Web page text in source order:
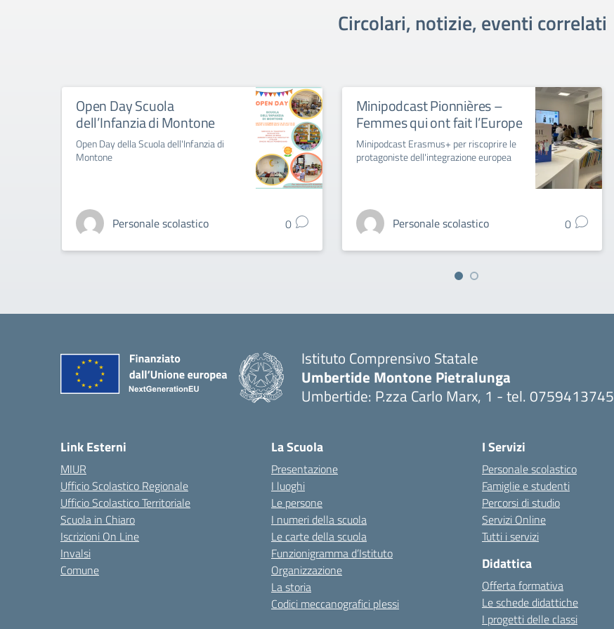
Circolari, notizie, eventi correlati
Open Day Scuola
dell’Infanzia di Montone
Open Day della Scuola dell'Infanzia di
Montone
Personale scolastico 0
Minipodcast Pionnières –
Femmes qui ont fait l’Europe
Minipodcast Erasmus+ per riscoprire le
protagoniste dell'integrazione europea
Personale scolastico 0
Istituto Comprensivo Statale
Umbertide Montone Pietralunga
Umbertide: P.zza Carlo Marx, 1 - tel. 0759413745
Link Esterni
MIUR
Ufficio Scolastico Regionale
Ufficio Scolastico Territoriale
Scuola in Chiaro
Iscrizioni On Line
Invalsi
Comune
La Scuola
Presentazione
I luoghi
Le persone
I numeri della scuola
Le carte della scuola
Funzionigramma d’Istituto
Organizzazione
La storia
Codici meccanografici plessi
I Servizi
Personale scolastico
Famiglie e studenti
Percorsi di studio
Servizi Online
Tutti i servizi
Didattica
Offerta formativa
Le schede didattiche
I progetti delle classi